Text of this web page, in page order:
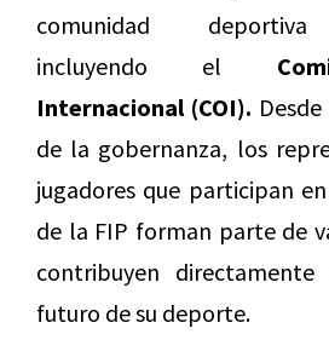
comunidad deportiva
incluyendo el
Internacional (COI).
de la gobernanza, los
jugadores que participan
de la FIP forman parte de
contribuyen
futuro de su deporte.